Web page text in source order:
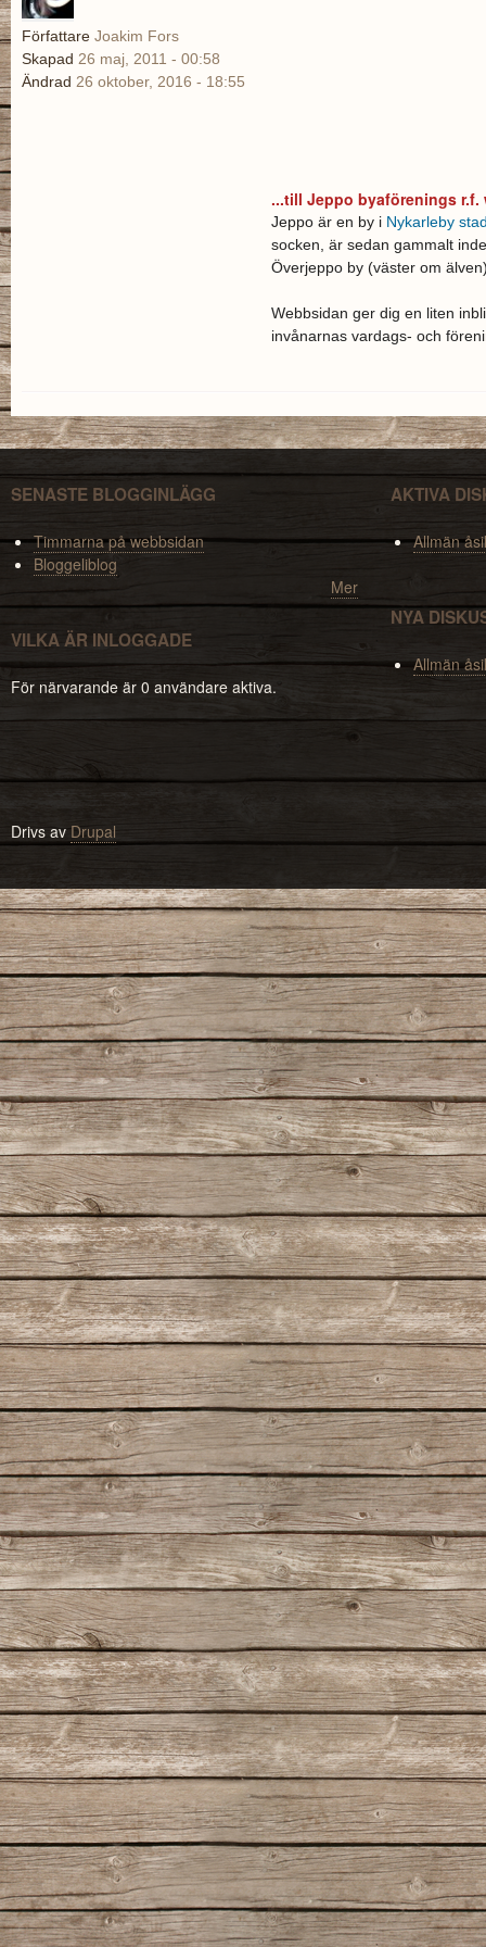
Författare Joakim Fors
Skapad 26 maj, 2011 - 00:58
Ändrad 26 oktober, 2016 - 18:55
...till Jeppo byaförenings r.f.
Jeppo är en by i Nykarleby
socken, är sedan gammalt
Överjeppo by (väster om
Webbsidan ger dig en liten
invånarnas vardags- och
SENASTE BLOGGINLÄGG
Timmarna på webbsidan
Bloggeliblog
Mer
VILKA ÄR INLOGGADE
För närvarande är 0 användare aktiva.
AKTIVA
Allmän
NYA
Allmän
Drivs av Drupal